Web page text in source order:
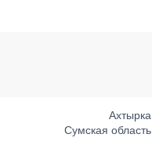
Ахтырка
Сумская область